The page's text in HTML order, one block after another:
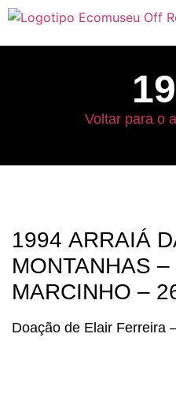
Voltar para o
1994 ARRAIÁ
MONTANHAS
MARCINHO –
Doação de Elair Ferreira